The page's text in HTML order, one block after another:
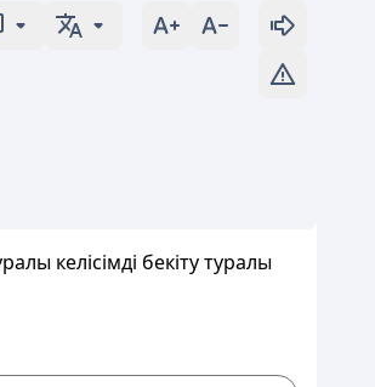
келісімді бекіту туралы